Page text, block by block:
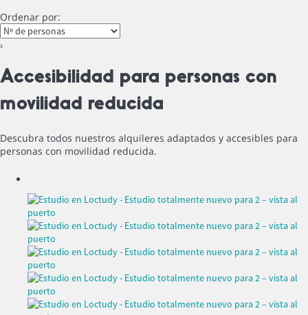
Ordenar por:
›
Accesibilidad para personas con
movilidad reducida
Descubra todos nuestros alquileres adaptados y accesibles para
personas con movilidad reducida.